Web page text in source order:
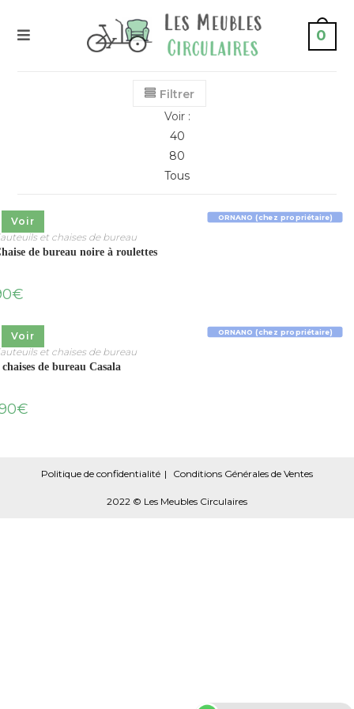
0
Filtrer
Voir :
40
80
Tous
ORNANO (chez propriétaire)
Voir
et chaises de bureau
de bureau noire à roulettes
€
ORNANO (chez propriétaire)
Voir
et chaises de bureau
chaises de bureau Casala
€
Politique de confidentialité Conditions Générales de Ventes
2022 © Les Meubles Circulaires